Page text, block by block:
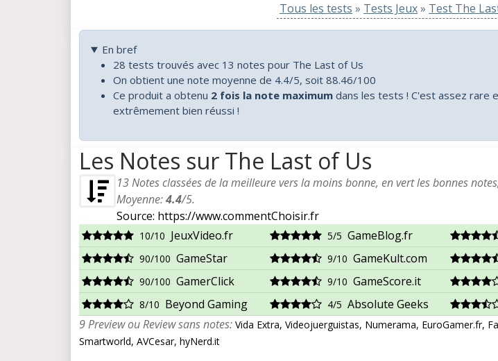
Tous les tests » Tests Jeux» Test The
En bref
28 tests trouvés avec 13 notes pour The Last of Us
On obtient une note moyenne de 4.4/5, soit 88.46/100
Ce produit a obtenu 2 fois la note maximum dans les tests ! C'est assez rare
extrêmement bien réussi !
Les Notes sur The Last of Us
13Notes classées de la meilleure vers la moins bonne, en vert les bonnes
Moyenne:4.4/5.
Source: https://www.commentChoisir.fr
10/10 JeuxVideo.fr 5/5 GameBlog.fr
90/100 GameStar 9/10 GameKult.com
90/100 GamerClick 9/10 GameScore.it
8/10 Beyond Gaming 4/5 Absolute Geeks
9 Preview ou Review sans notes: Vida Extra, Videojuerguistas, Numerama, EuroGamer.fr,
Smartworld, AVCesar, hyNerd.it